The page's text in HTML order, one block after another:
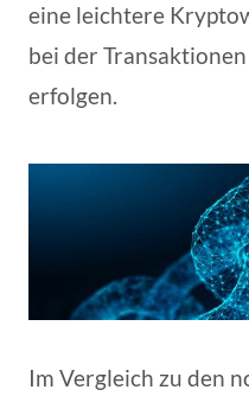
eine leichtere
bei der
erfolgen.
Im Vergleich zu den